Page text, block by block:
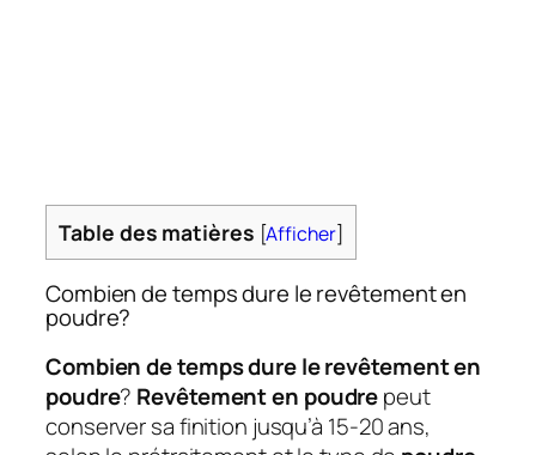
Table des matières [Afficher]
Combien de temps dure le revêtement en
poudre?
Combien de temps dure le revêtement en
poudre? Revêtement en poudrepeut
conserver sa finition jusqu’à 15-20 ans,